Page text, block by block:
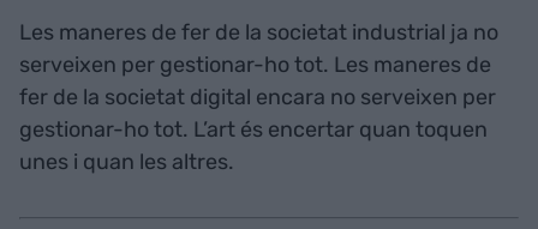
Les maneres de fer de la societat industrial ja no
serveixen per gestionar-ho tot. Les maneres de
fer de la societat digital encara no serveixen per
gestionar-ho tot. L’art és encertar quan toquen
unes i quan les altres.